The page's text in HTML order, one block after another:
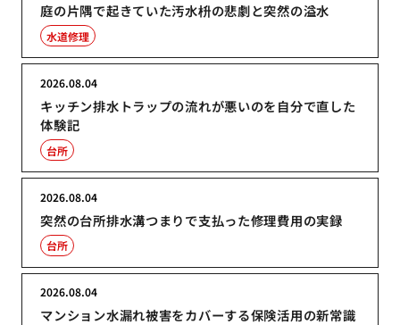
庭の片隅で起きていた汚水枡の悲劇と突然の溢水
水道修理
キッチン排水トラップの流れが悪いのを自分で直した
体験記
2026.08.04
台所
突然の台所排水溝つまりで支払った修理費用の実録
2026.08.04
台所
マンション水漏れ被害をカバーする保険活用の新常識
2026.08.04